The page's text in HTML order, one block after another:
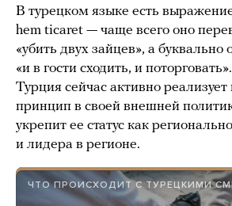
В турецком языке есть
hem ticaret — чаще всего оно
«убить двух зайцев», а буквально
«и в гости сходить, и
Турция сейчас активно
принцип в своей внешней
укрепит ее статус как
и лидера в регионе.
ЧТО ПРОИСХОДИТ С ТУРЕЦКИМИ